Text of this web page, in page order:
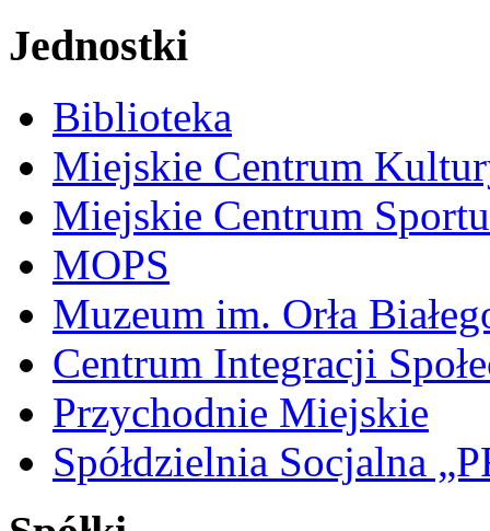
Jednostki
Biblioteka
Miejskie Centrum
Miejskie Centrum
MOPS
Muzeum im. Orła
Centrum Integracji
Przychodnie Miejskie
Spółdzielnia Socjalna